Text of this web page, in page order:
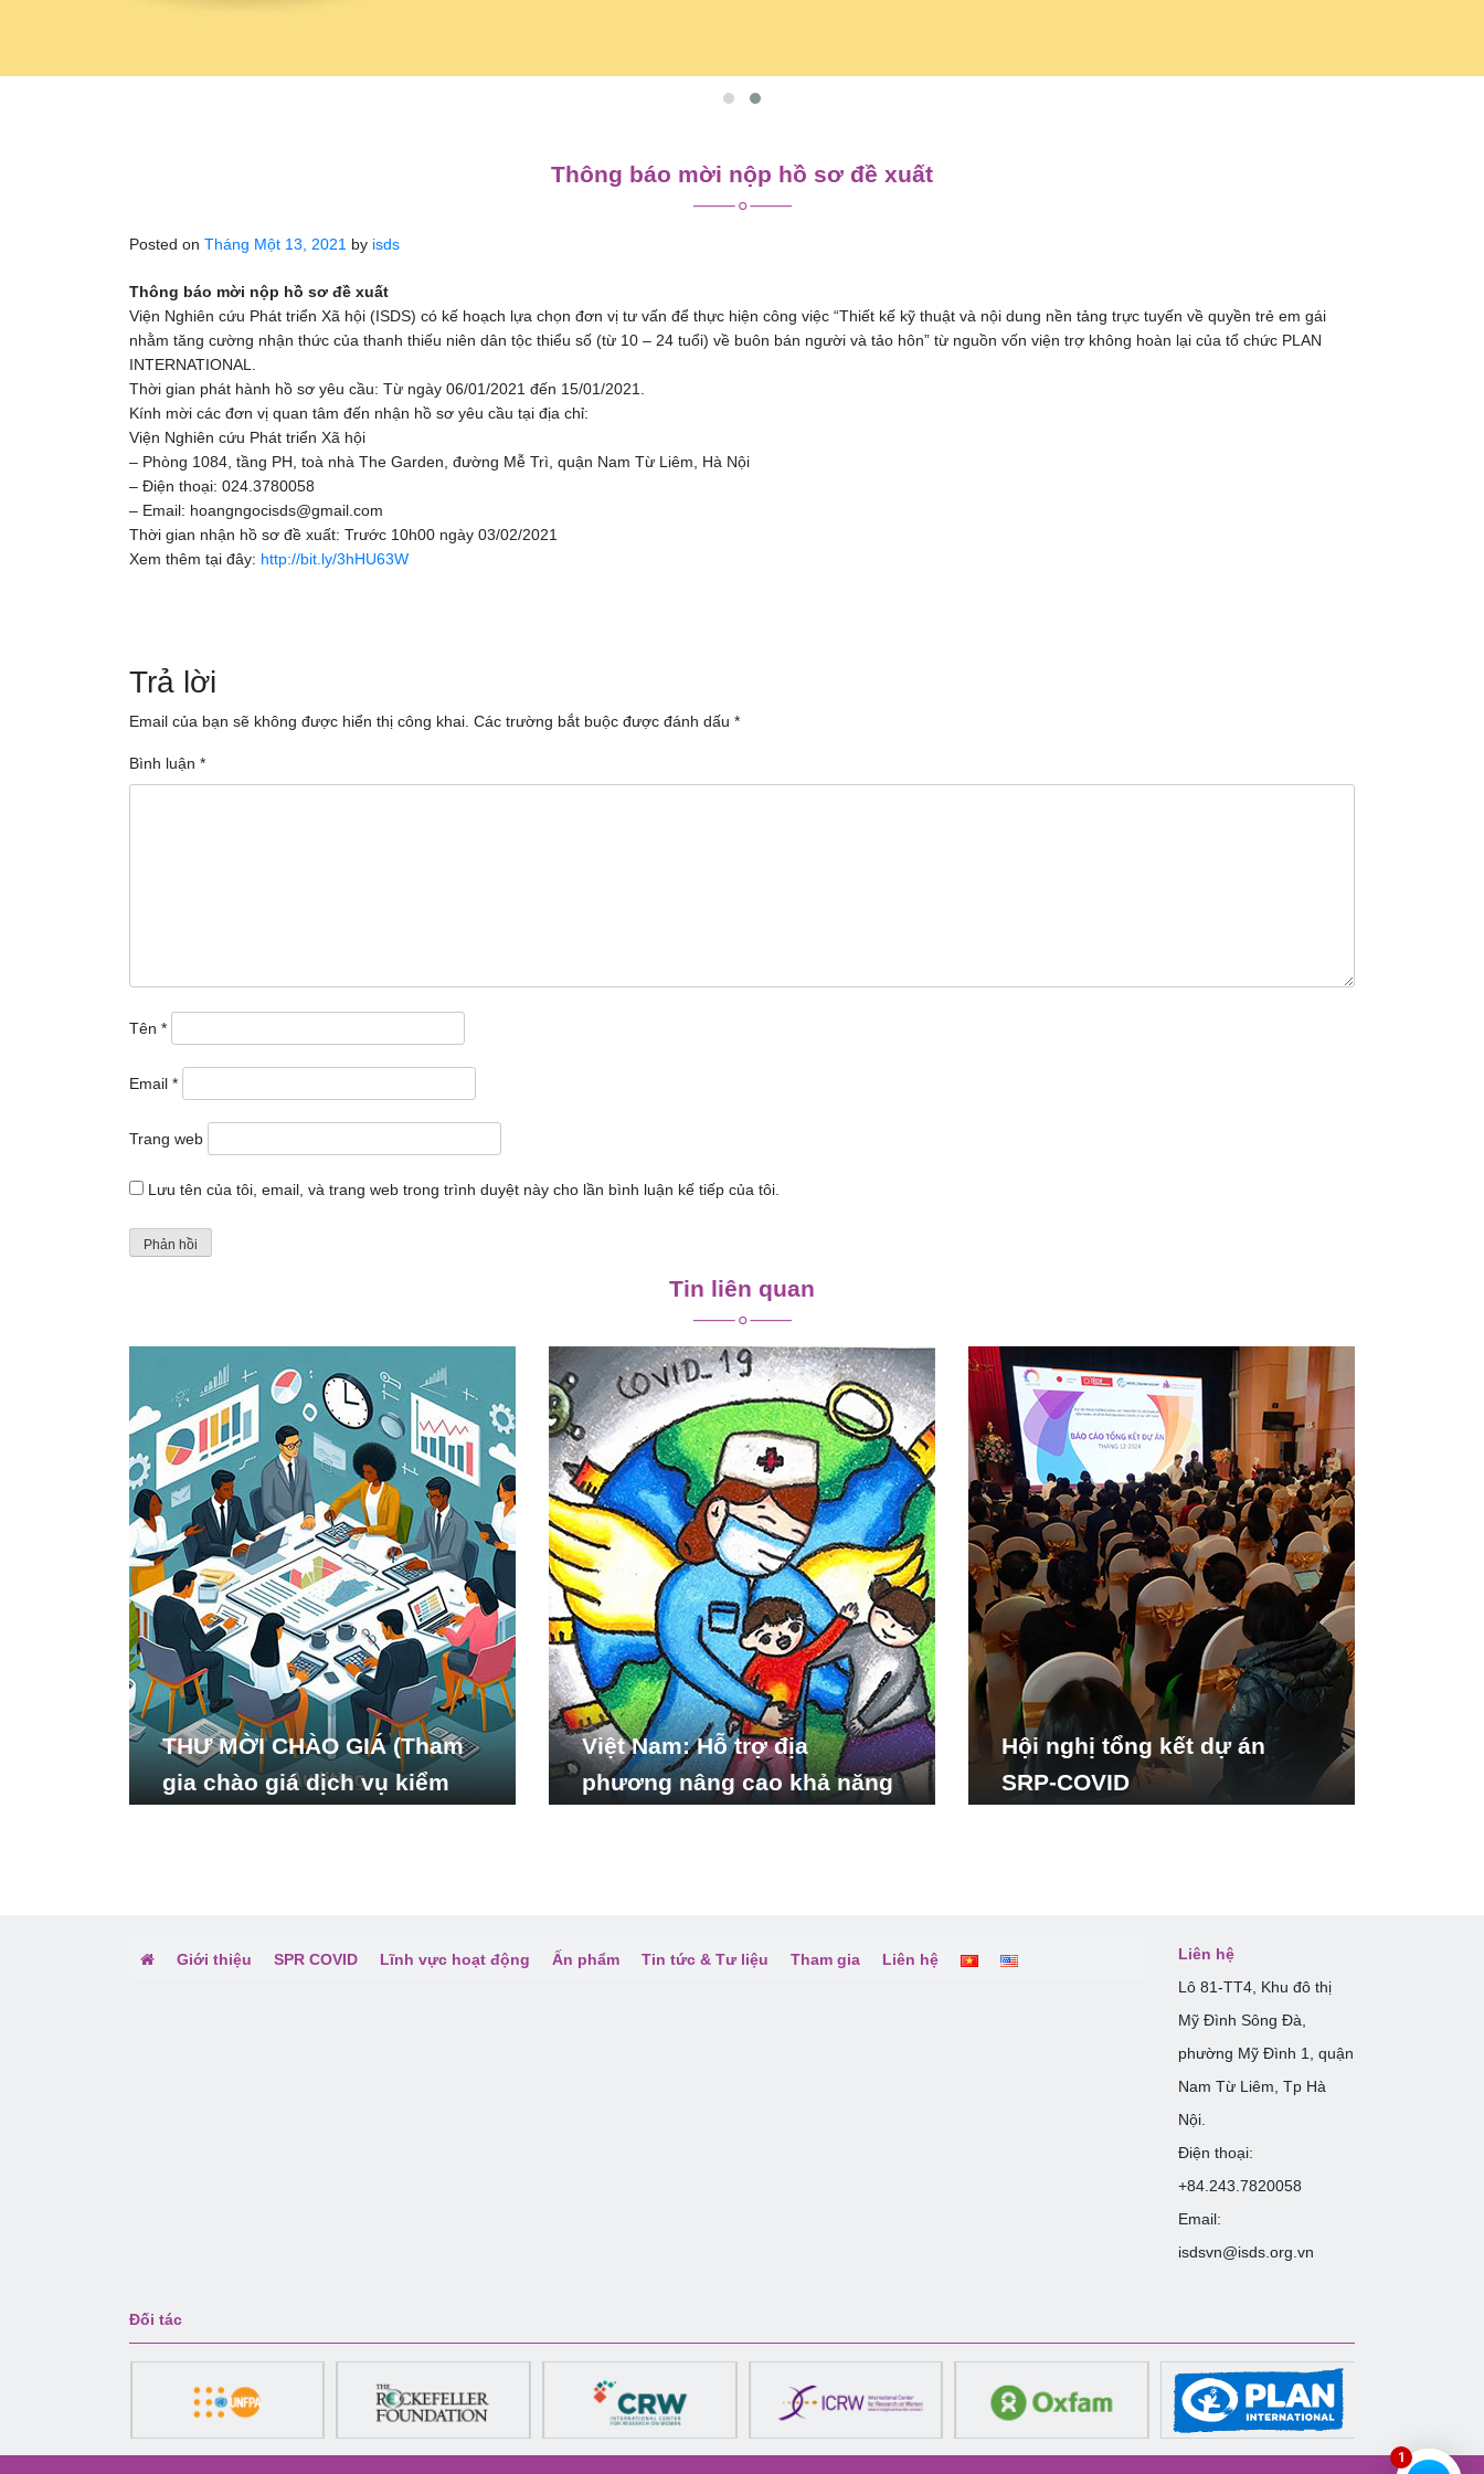
1
Thông báo mời nộp hồ sơ đề xuất
Posted on Tháng Một 13, 2021 by isds
Thông báo mời nộp hồ sơ đề xuất
Viện Nghiên cứu Phát triển Xã hội (ISDS) có kế hoạch lựa chọn đơn vị tư vấn để thực hiện công việc “Thiết kế kỹ thuật và nội dung nền tảng trực tuyến về quyền trẻ em gái
nhằm tăng cường nhận thức của thanh thiếu niên dân tộc thiểu số (từ 10 – 24 tuổi) về buôn bán người và tảo hôn” từ nguồn vốn viện trợ không hoàn lại của tổ chức PLAN
INTERNATIONAL.
Thời gian phát hành hồ sơ yêu cầu: Từ ngày 06/01/2021 đến 15/01/2021.
Kính mời các đơn vị quan tâm đến nhận hồ sơ yêu cầu tại địa chỉ:
Viện Nghiên cứu Phát triển Xã hội
– Phòng 1084, tầng PH, toà nhà The Garden, đường Mễ Trì, quận Nam Từ Liêm, Hà Nội
– Điện thoại: 024.3780058
– Email: hoangngocisds@gmail.com
Thời gian nhận hồ sơ đề xuất: Trước 10h00 ngày 03/02/2021
Xem thêm tại đây: http://bit.ly/3hHU63W
bài
viết
Trả lời
Email của bạn sẽ không được hiển thị công khai. Các trường bắt buộc được đánh dấu *
Bình luận *
Tên *
Email *
Trang web
Lưu tên của tôi, email, và trang web trong trình duyệt này cho lần bình luận kế tiếp của tôi.
Tin liên quan
THƯ MỜI CHÀO GIÁ (Tham
gia chào giá dịch vụ kiểm
Việt Nam: Hỗ trợ địa
phương nâng cao khả năng
Hội nghị tổng kết dự án
SRP-COVID
Giới thiệu SPR COVID Lĩnh vực hoạt động Ấn phẩm Tin tức & Tư liệu Tham gia Liên hệ
Liên hệ
Lô 81-TT4, Khu đô thị
Mỹ Đình Sông Đà,
phường Mỹ Đình 1, quận
Nam Từ Liêm, Tp Hà
Nội.
Điện thoại:
+84.243.7820058
Email:
isdsvn@isds.org.vn
Đối tác